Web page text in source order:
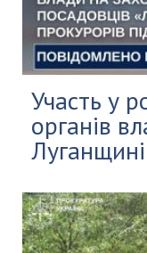
Участь у
органів